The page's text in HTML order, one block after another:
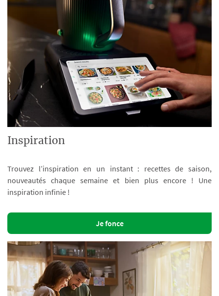
Inspiration
Trouvez l’inspiration en un instant : recettes de saison,
nouveautés chaque semaine et bien plus encore ! Une
inspiration infinie !
Je fonce